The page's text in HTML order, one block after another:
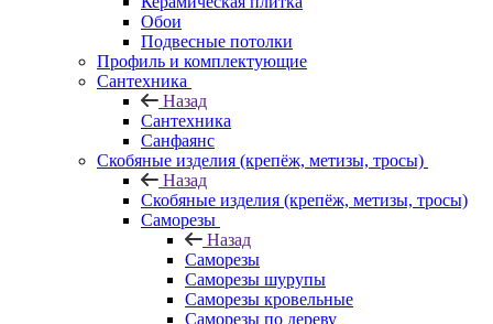
Обои
Подвесные потолки
Профиль и комплектующие
Сантехника
Назад
Сантехника
Санфаянс
Скобяные изделия (крепёж, метизы, тросы)
Назад
Скобяные изделия (крепёж, метизы, тросы)
Саморезы
Назад
Саморезы
Саморезы шурупы
Саморезы кровельные
Саморезы по дереву